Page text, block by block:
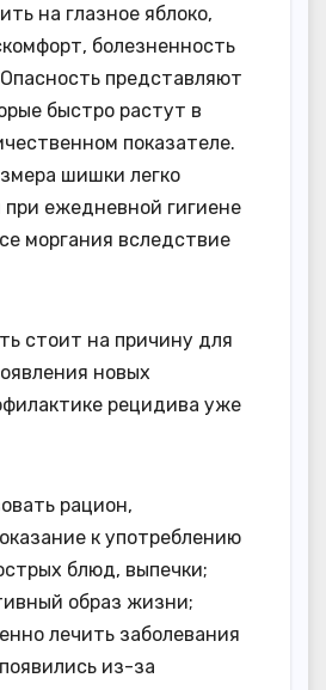
на глазное яблоко,
болезненность
представляют
быстро растут в
показателе.
шишки легко
ежедневной гигиене
моргания вследствие
стоит на причину для
новых
рецидива уже
рацион,
к употреблению
блюд, выпечки;
образ жизни;
лечить заболевания
из-за